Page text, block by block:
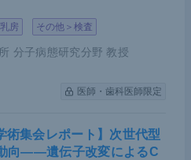
房 その他＞検査
分子病態研究分野 教授
医師・歯科医師限定
術集会レポート】次世代型
向――遺伝子改変によるC